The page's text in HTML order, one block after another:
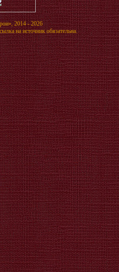
, 2014 - 2026
на источник обязательна.